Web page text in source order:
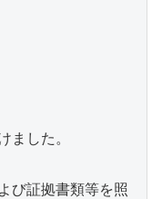
ました。
び証拠書類等を照